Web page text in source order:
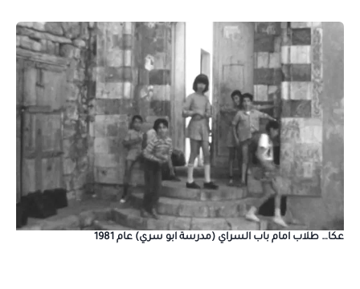
عكا… طلاب امام باب السراي (مدرسة ابو سري) عام 1981